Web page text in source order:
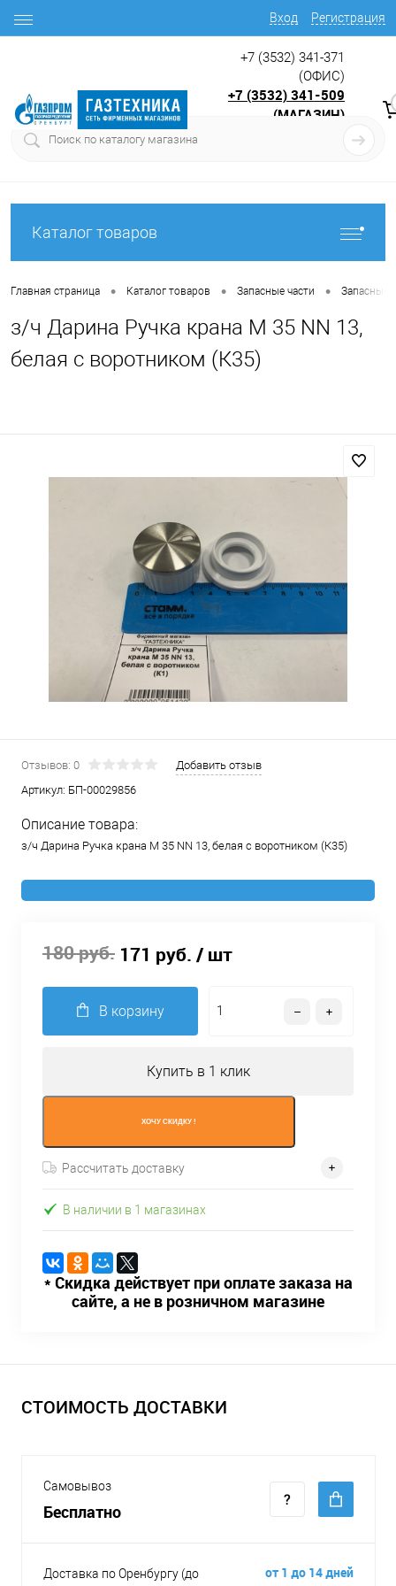
Вход Регистрация
+7 (3532) 341-371
(ОФИС)
+7 (3532) 341-509
(МАГАЗИН)
Каталог товаров
Главная страница • Каталог товаров • Запасные части • Запасные
з/ч Дарина Ручка крана M 35 NN 13,
белая с воротником (К35)
Отзывов: 0
Добавить отзыв
Артикул: БП-00029856
Описание товара:
з/ч Дарина Ручка крана M 35 NN 13, белая с воротником (К35)
180 руб. 171 руб. / шт
В корзину
Купить в 1 клик
ХОЧУ СКИДКУ !
Рассчитать доставку
В наличии в 1 магазинах
* Скидка действует при оплате заказа на
сайте, а не в розничном магазине
СТОИМОСТЬ ДОСТАВКИ
Самовывоз
Бесплатно
Доставка по Оренбургу (до
от 1 до 14 дней